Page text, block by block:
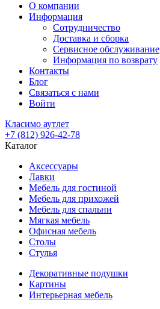
О компании
Информация
Сотрудничество
Доставка и сборка
Сервисное обслуживание
Информация по возврату
Контакты
Блог
Связаться с нами
Войти
Класимо аутлет
+7 (812) 926-42-78
Каталог
Аксессуары
Лавки
Мебель для гостиной
Мебель для прихожей
Мебель для спальни
Мягкая мебель
Офисная мебель
Столы
Стулья
Декоративные подушки
Картины
Интерьерная мебель